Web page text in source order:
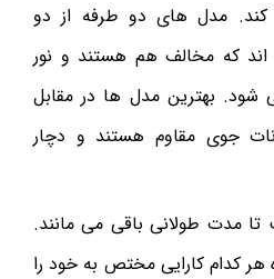
مدل های دو طرفه از دو
که مخالف هم هستند و نور
شود. بهترین مدل ها در مقابل
جوی مقاوم هستند و دچار
تا مدت طولانی باقی می مانند.
هر کدام کارایی مختص به خود را